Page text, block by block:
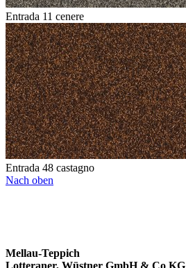
Entrada 11 cenere
Entrada 48 castagno
Nach oben
Mellau-Teppich